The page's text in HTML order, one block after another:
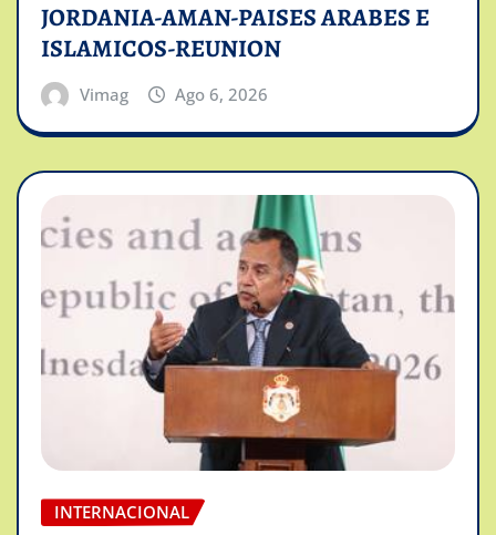
JORDANIA-AMAN-PAISES ARABES E
ISLAMICOS-REUNION
Vimag Ago 6, 2026
INTERNACIONAL